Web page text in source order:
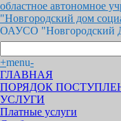
областное автономное
"Новгородский дом
ОАУСО "Новгородский
+menu-
ГЛАВНАЯ
ПОРЯДОК
УСЛУГИ
Платные услуги